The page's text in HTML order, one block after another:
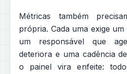
Métricas também
própria. Cada uma exige
um responsável que
deteriora e uma cadência
o painel vira enfeite: